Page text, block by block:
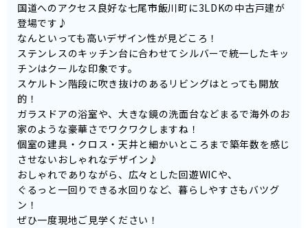
国道へのアクセス良好な七尾市飯川町に3LDKの中古戸建が
登場です♪
なんといっても高いデザイン性が見どころ！
ステンレスのキッチン台に合わせてシルバーで統一したキッ
チンはクールな印象です。
スケルトン階段に吹き抜けのあるリビングはとっても開放
的！
ガラスドアの浴室や、大きな鏡の洗面台などまるで海外のお
家のような豪華さでワクワクしますね！
個室の建具・クロス・天井と細かいところまで築年数を感じ
させないおしゃれなデザイン♪
おしゃれでありながら、広々とした回遊WICや、
ぐるっと一回りできる水回りなど、暮らしやすさもバツグ
ン！
ぜひ一度現地ご見学ください！